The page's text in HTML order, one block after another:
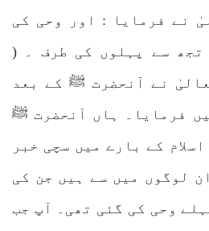
نے فرمایا : اور وحی کی
تجھ سے پہلوں کی طرف ۔ (
اللہ تعالیٰ نے آنحضرت ﷺ کے بعد
فرمایا۔ ہاں آنحضرت ﷺ
کے بارے میں سچی خبر
لوگوں میں سے ہیں جن کی
وحی کی گئی تھی۔ آپ جب